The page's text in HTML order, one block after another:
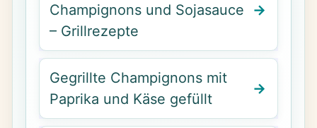
Champignons und Sojasauce
– Grillrezepte
Gegrillte Champignons mit
Paprika und Käse gefüllt